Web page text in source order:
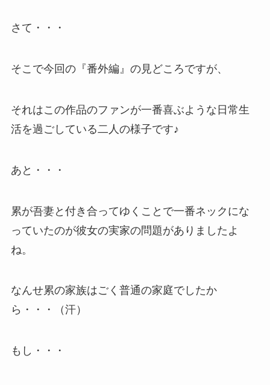
さて・・・
そこで今回の『番外編』の見どころですが、
それはこの作品のファンが一番喜ぶような日常生
活を過ごしている二人の様子です♪
あと・・・
累が吾妻と付き合ってゆくことで一番ネックにな
っていたのが彼女の実家の問題がありましたよ
ね。
なんせ累の家族はごく普通の家庭でしたか
ら・・・（汗）
もし・・・